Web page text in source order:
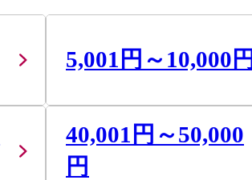
5,001円～10,000円
40,001円～50,000
円